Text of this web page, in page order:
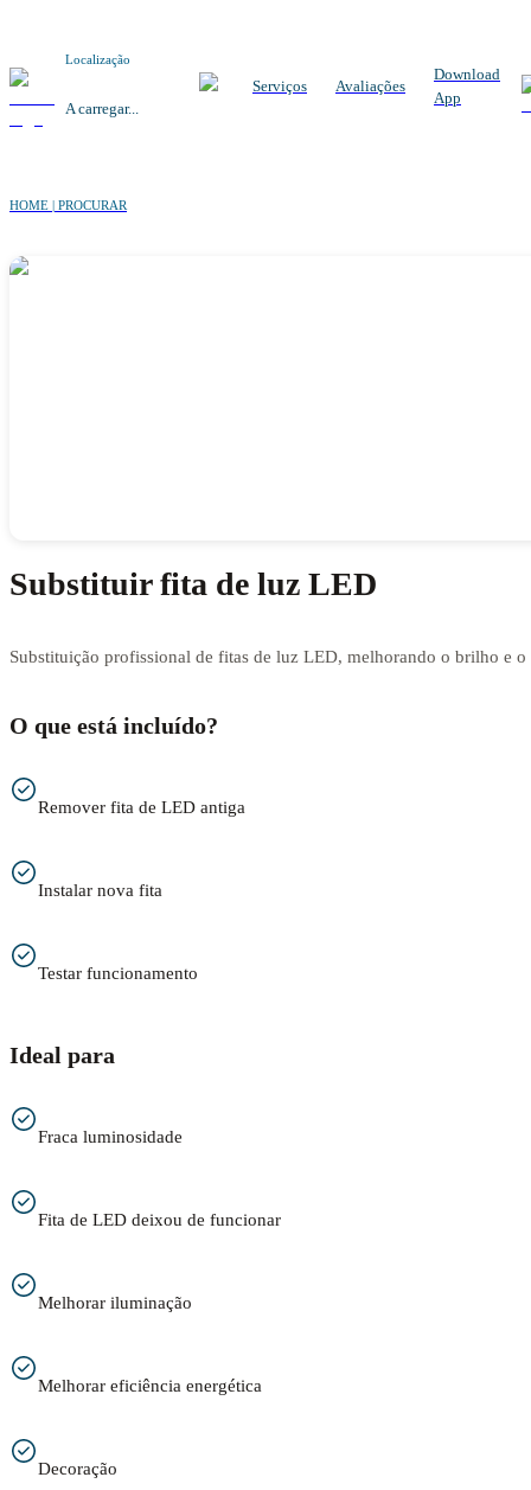
Localização
A carregar...
Serviços Avaliações
Download
App
HOME | PROCURAR
Substituir fita de luz LED
Substituição profissional de fitas de luz LED, melhorando o brilho e o
O que está incluído?
Remover fita de LED antiga
Instalar nova fita
Testar funcionamento
Ideal para
Fraca luminosidade
Fita de LED deixou de funcionar
Melhorar iluminação
Melhorar eficiência energética
Decoração